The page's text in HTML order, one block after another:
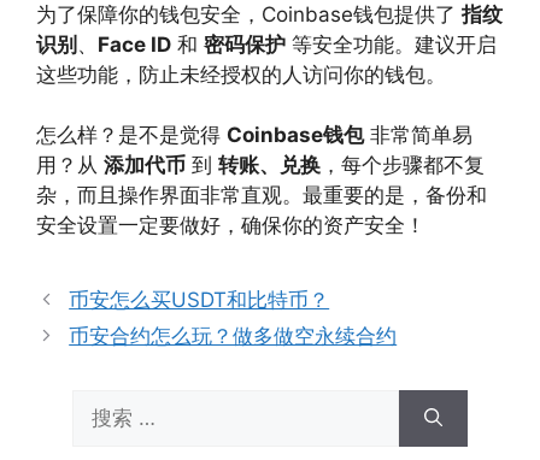
为了保障你的钱包安全，Coinbase钱包提供了 指纹
识别 、 Face ID 和 密码保护 等安全功能。建议开启
这些功能，防止未经授权的人访问你的钱包。
怎么样？是不是觉得 Coinbase钱包非常简单易
用？从 添加代币 到 转账、兑换 ，每个步骤都不复
杂，而且操作界面非常直观。最重要的是，备份和
安全设置一定要做好，确保你的资产安全！
币安怎么买USDT和比特币？
币安合约怎么玩？做多做空永续合约
索：